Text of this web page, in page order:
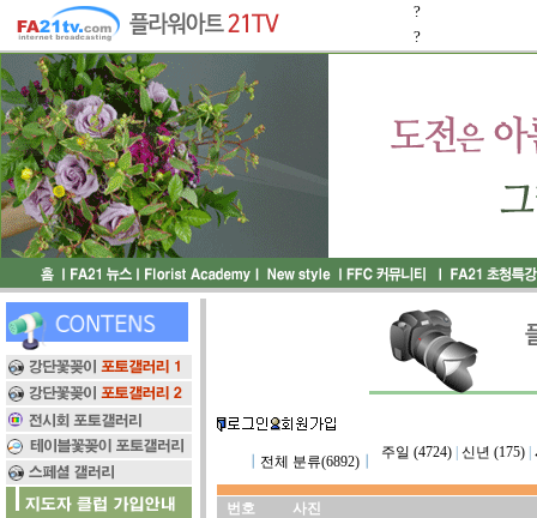
?
?
전체 분류(6892)┃
주일 (4724)| 신년 (175)|
번호 사진